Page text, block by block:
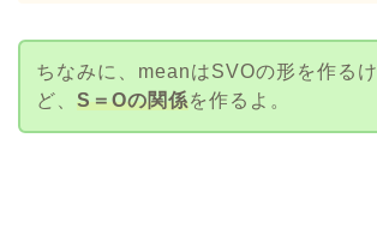
ちなみに、meanはSVOの形を作るけ
ど、 S＝Oの関係を作るよ。